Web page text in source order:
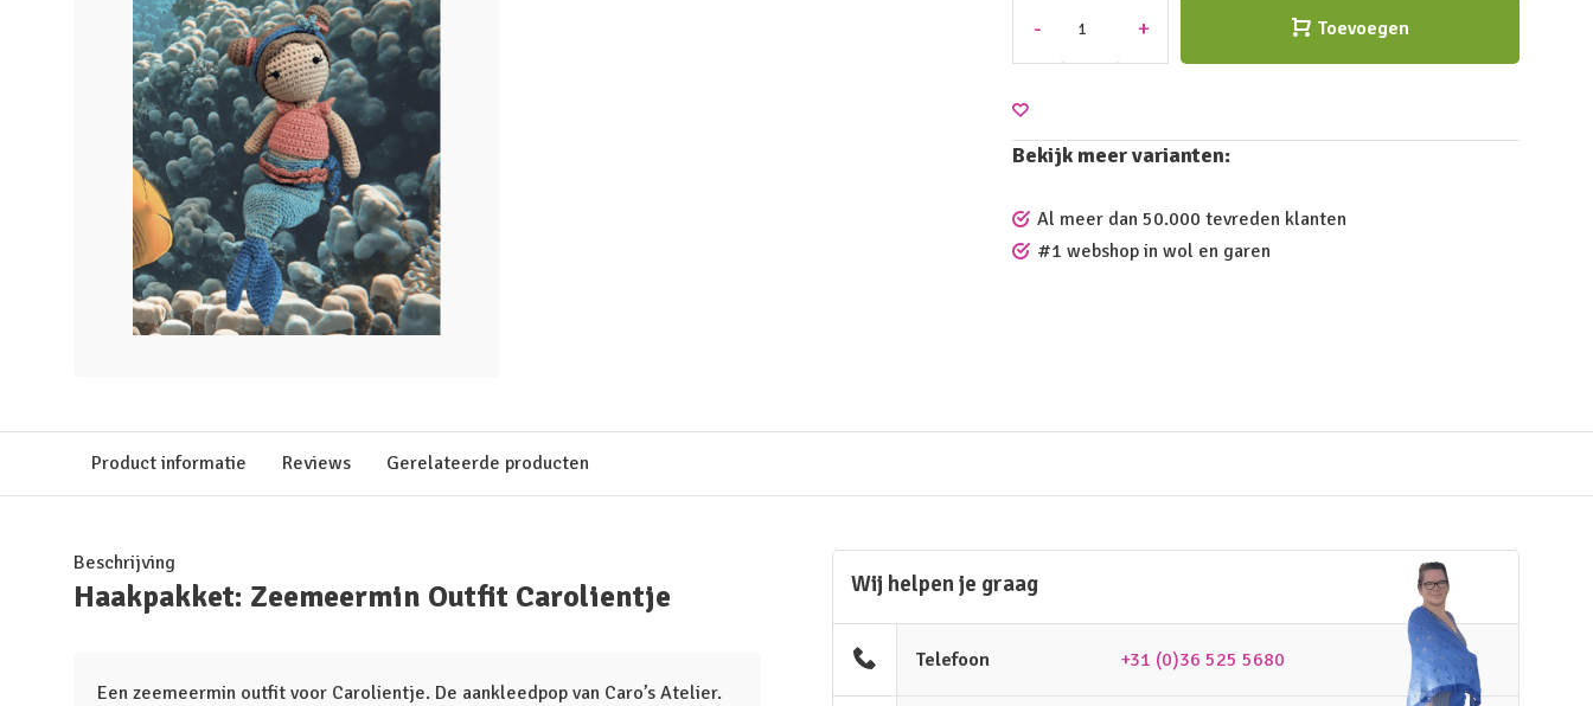
- + Toevoegen
Bekijk meer varianten:
Al meer dan 50.000 tevreden klanten
#1 webshop in wol en garen
Product informatie Reviews Gerelateerde producten
Beschrijving
Haakpakket: Zeemeermin Outfit Carolientje
Een zeemeermin outfit voor Carolientje. De aankleedpop van Caro’s Atelier.
Wij helpen je graag
Telefoon +31 (0)36 525 5680